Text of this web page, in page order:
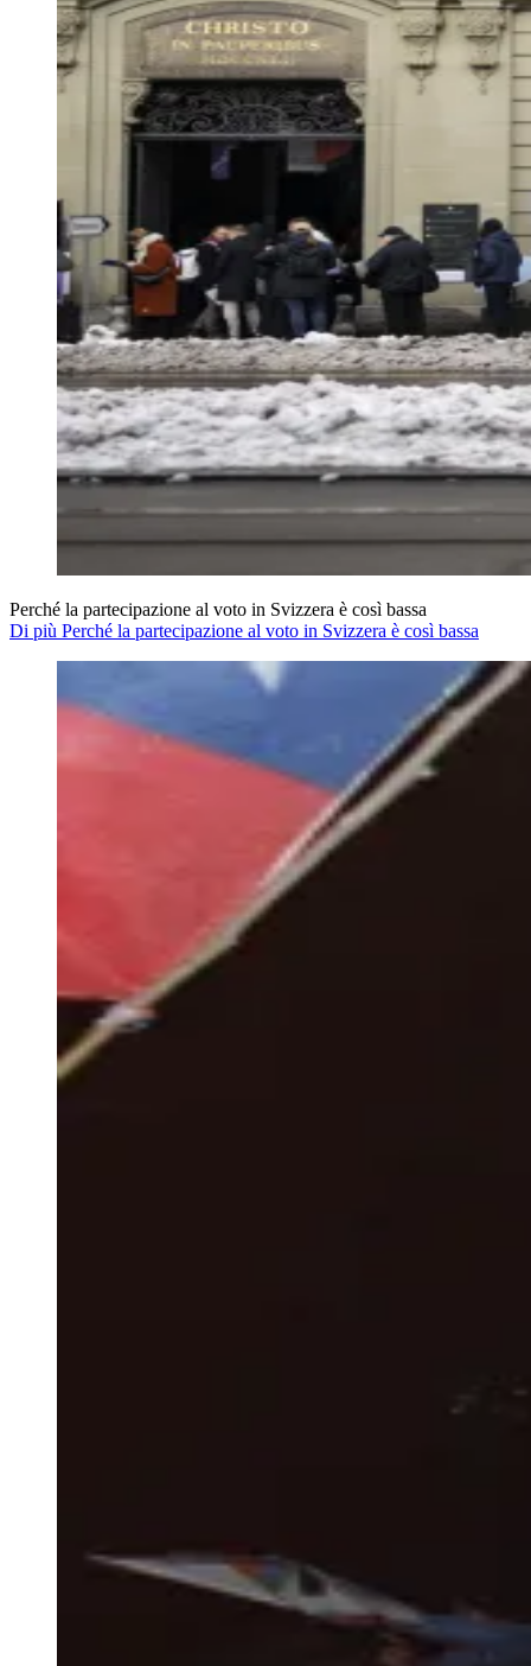
Perché la partecipazione al voto in Svizzera è così bassa
Di più Perché la partecipazione al voto in Svizzera è così bassa